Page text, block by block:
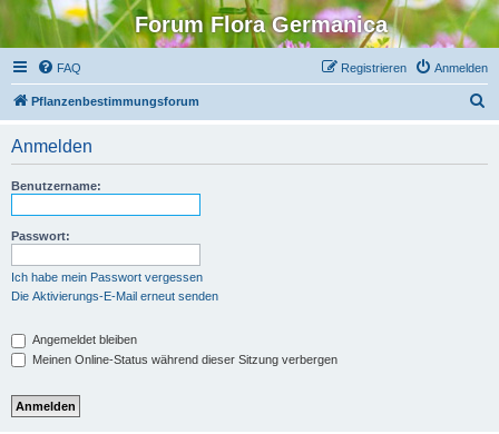
Forum Flora Germanica
FAQ Anmelden
Registrieren
Pflanzenbestimmungsforum
Anmelden
Benutzername:
Passwort:
Ich habe mein Passwort vergessen
Die Aktivierungs-E-Mail erneut senden
Angemeldet bleiben
Meinen Online-Status während dieser Sitzung verbergen